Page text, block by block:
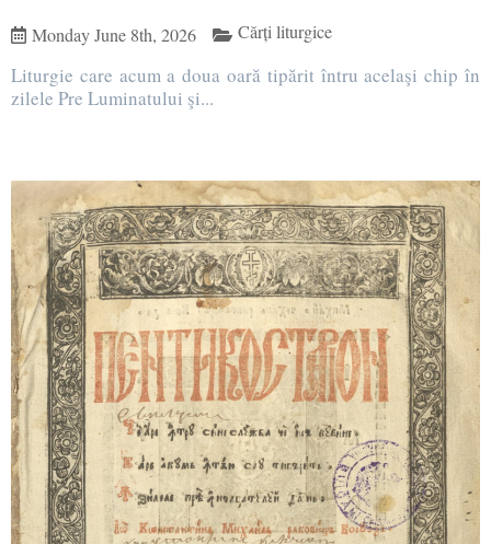
Monday June 8th, 2026 Cărți liturgice
Liturgie care acum a doua oară tipărit întru acelaşi chip în
zilele Pre Luminatului şi...